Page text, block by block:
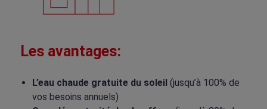
Les avantages:
L’eau chaude gratuite du soleil (jusqu’à 100% de
vos besoins annuels)